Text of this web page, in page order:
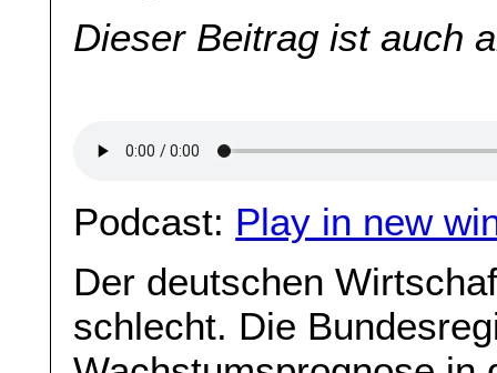
Dieser Beitrag ist auch
Podcast: Play in new
Der deutschen
schlecht. Die